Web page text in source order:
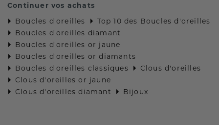
Continuer vos achats
Boucles d'oreilles
Top 10 des Boucles d'oreilles
Boucles d'oreilles diamant
Boucles d'oreilles or jaune
Boucles d'oreilles or diamants
Boucles d'oreilles classiques
Clous d'oreilles
Clous d'oreilles or jaune
Clous d'oreilles diamant
Bijoux